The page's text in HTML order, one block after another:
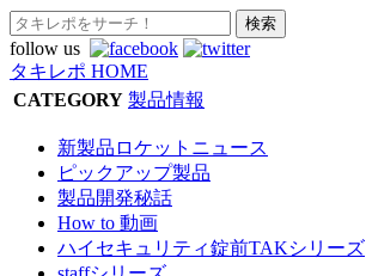
follow us
タキレポ HOME
CATEGORY 製品情報
新製品ロケットニュース
ピックアップ製品
製品開発秘話
How to 動画
ハイセキュリティ錠前TAKシリーズ